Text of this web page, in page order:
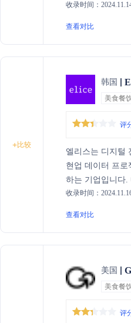
酒时面临的信息
收录时间：
查看对比
+比较
韩国
美食餐
评
엘리스는 디지털
현업 데이터 프
하는 기업입니다.
솔루션을 제공합
收录时间：
查看对比
美国
美食餐
评